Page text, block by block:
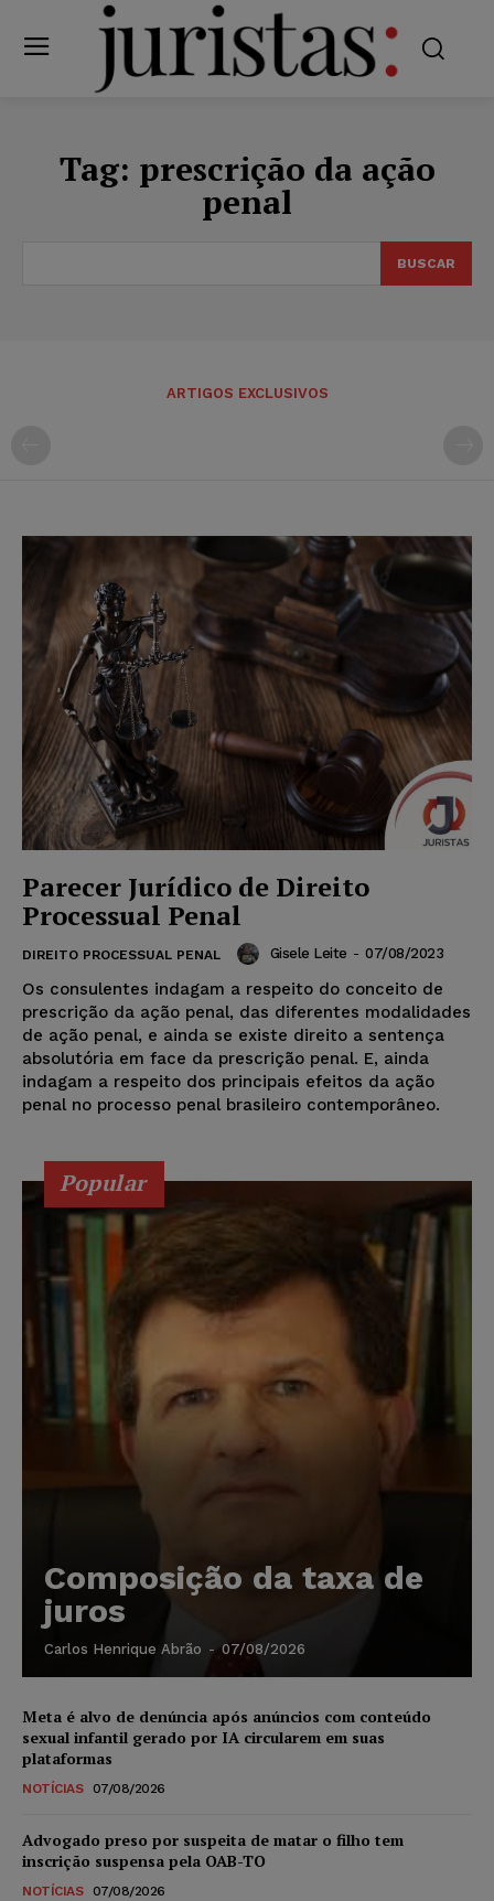
Tag: prescrição da ação
penal
BUSCAR
ARTIGOS EXCLUSIVOS
Parecer Jurídico de Direito
Processual Penal
DIREITO PROCESSUAL PENAL Gisele Leite - 07/08/2023
Os consulentes indagam a respeito do conceito de
prescrição da ação penal, das diferentes modalidades
de ação penal, e ainda se existe direito a sentença
absolutória em face da prescrição penal. E, ainda
indagam a respeito dos principais efeitos da ação
penal no processo penal brasileiro contemporâneo.
Popular
Composição da taxa de
juros
Carlos Henrique Abrão - 07/08/2026
Meta é alvo de denúncia após anúncios com conteúdo
sexual infantil gerado por IA circularem em suas
plataformas
NOTÍCIAS 07/08/2026
Advogado preso por suspeita de matar o filho tem
inscrição suspensa pela OAB-TO
NOTÍCIAS 07/08/2026